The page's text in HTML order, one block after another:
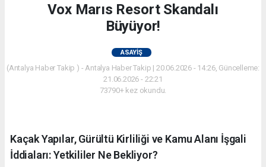
Vox Marıs Resort Skandalı
Büyüyor!
ASAYIŞ
(Antalya Haber Takip ) - Antalya Haber Takip | 20.06.2026 - 14:26, Güncelleme:
21.06.2026 - 22:21
73790+ kez okundu.
Kaçak Yapılar, Gürültü Kirliliği ve Kamu Alanı İşgali
İddiaları: Yetkililer Ne Bekliyor?